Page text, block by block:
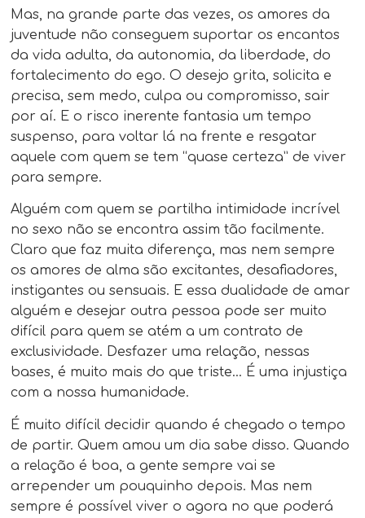
Mas, na grande parte das vezes, os amores da
juventude não conseguem suportar os encantos
da vida adulta, da autonomia, da liberdade, do
fortalecimento do ego. O desejo grita, solicita e
precisa, sem medo, culpa ou compromisso, sair
por aí. E o risco inerente fantasia um tempo
suspenso, para voltar lá na frente e resgatar
aquele com quem se tem “quase certeza” de viver
para sempre.
Alguém com quem se partilha intimidade incrível
no sexo não se encontra assim tão facilmente.
Claro que faz muita diferença, mas nem sempre
os amores de alma são excitantes, desafiadores,
instigantes ou sensuais. E essa dualidade de amar
alguém e desejar outra pessoa pode ser muito
difícil para quem se atém a um contrato de
exclusividade. Desfazer uma relação, nessas
bases, é muito mais do que triste… É uma injustiça
com a nossa humanidade.
É muito difícil decidir quando é chegado o tempo
de partir. Quem amou um dia sabe disso. Quando
a relação é boa, a gente sempre vai se
arrepender um pouquinho depois. Mas nem
sempre é possível viver o agora no que poderá